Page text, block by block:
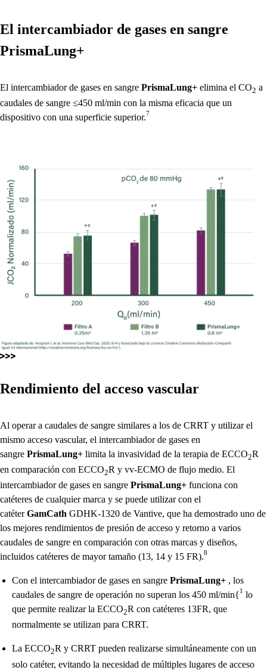
El intercambiador de gases en sangre
PrismaLung+
El intercambiador de gases en sangre PrismaLung+ elimina el CO2 a
caudales de sangre ≤450 ml/min con la misma eficacia que un
dispositivo con una superficie superior.7
Rendimiento del acceso vascular
Al operar a caudales de sangre similares a los de CRRT y utilizar el
mismo acceso vascular, el intercambiador de gases en
sangre PrismaLung+ limita la invasividad de la terapia de ECCO2R
en comparación con ECCO2R y vv-ECMO de flujo medio. El
intercambiador de gases en sangre PrismaLung+ funciona con
catéteres de cualquier marca y se puede utilizar con el
catéterGamCath GDHK-1320 de Vantive, que ha demostrado uno de
los mejores rendimientos de presión de acceso y retorno a varios
caudales de sangre en comparación con otras marcas y diseños,
incluidos catéteres de mayor tamaño (13, 14 y 15 FR).8
Con el intercambiador de gases en sangre PrismaLung+ , los
caudales de sangre de operación no superan los 450 ml/min{1 lo
que permite realizar la ECCO2R con catéteres 13FR, que
normalmente se utilizan para CRRT.
La ECCO2R y CRRT pueden realizarse simultáneamente con un
solo catéter, evitando la necesidad de múltiples lugares de acceso